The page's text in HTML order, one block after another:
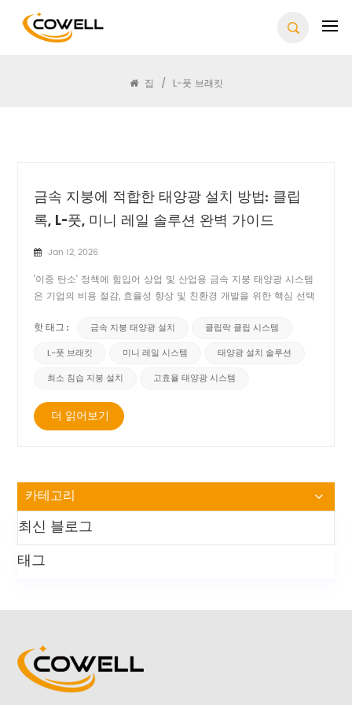
집 / L-풋 브래킷
금속 지붕에 적합한 태양광 설치 방법: 클립
록, L-풋, 미니 레일 솔루션 완벽 가이드
Jan 12, 2026
'이중 탄소' 정책에 힘입어 상업 및 산업용 금속 지붕 태양광 시스템
은 기업의 비용 절감, 효율성 향상 및 친환경 개발을 위한 핵심 선택
지붕 안전성의 균형 유지, 지붕 관통으로 인한 누수 위험 방지, 다양
한 금속 지붕 형태에 대한 적응성 확보 및 장기적...
핫 태그 : 금속 지붕 태양광 설치
클립락 클립 시스템
L-풋 브래킷
미니 레일 시스템
태양광 설치 솔루션
최소 침습 지붕 설치
고효율 태양광 시스템
더 읽어보기
카테고리
최신 블로그
태그